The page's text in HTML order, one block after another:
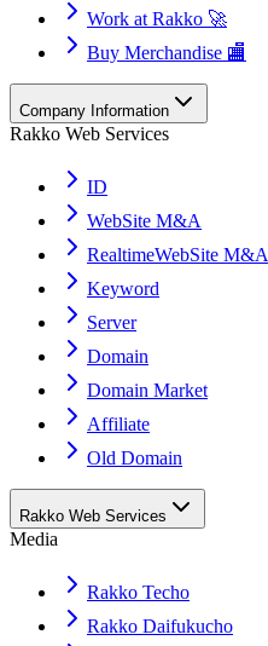
Work at Rakko 🚀
Buy Merchandise 🏬
Company Information
Rakko Web Services
ID
WebSite M&A
RealtimeWebSite M&A
Keyword
Server
Domain
Domain Market
Affiliate
Old Domain
Rakko Web Services
Media
Rakko Techo
Rakko Daifukucho